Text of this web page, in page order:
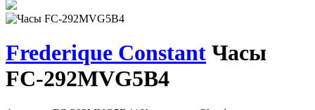
Frederique Constant Часы
FC-292MVG5B4